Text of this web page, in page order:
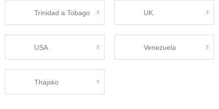
Trinidad a Tobago UK
USA Venezuela
Thajsko